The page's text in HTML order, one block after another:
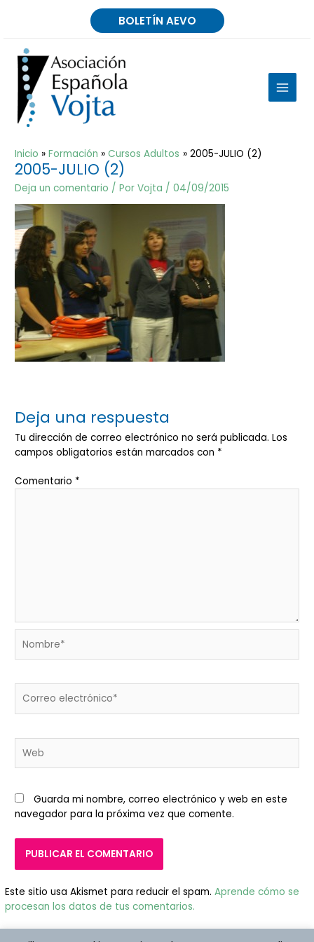
BOLETÍN AEVO
MAIN
Inicio Formación Cursos Adultos 2005-JULIO (2)
2005-JULIO (2)
Deja un comentario / PorVojta /04/09/2015
Deja una respuesta
Tu dirección de correo electrónico no será publicada. Los
campos obligatorios están marcados con *
Comentario *
electrónico*
Guarda mi nombre, correo electrónico y web en este
navegador para la próxima vez que comente.
Este sitio usa Akismet para reducir el spam.Aprende cómo se
procesan los datos de tus comentarios.